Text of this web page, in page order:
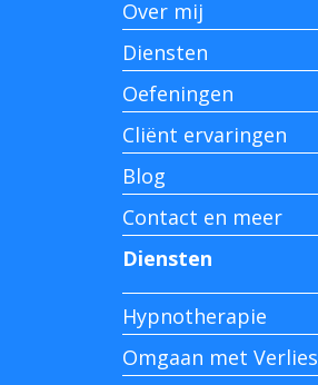
Over mij
Diensten
Oefeningen
Cliënt ervaringen
Blog
Contact en meer
Diensten
Hypnotherapie
Omgaan met Verlies